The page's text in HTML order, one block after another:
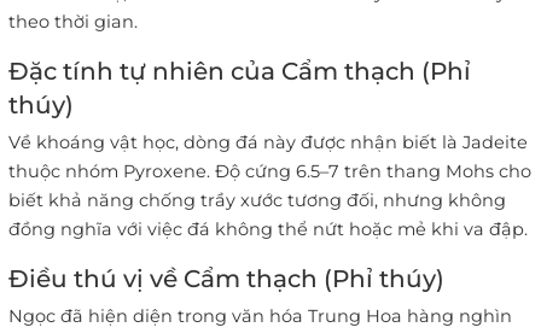
theo thời gian.
Đặc tính tự nhiên của Cẩm thạch (Phỉ
thúy)
Về khoáng vật học, dòng đá này được nhận biết là Jadeite
thuộc nhóm Pyroxene. Độ cứng 6.5–7 trên thang Mohs cho
biết khả năng chống trầy xước tương đối, nhưng không
đồng nghĩa với việc đá không thể nứt hoặc mẻ khi va đập.
Điều thú vị về Cẩm thạch (Phỉ thúy)
Ngọc đã hiện diện trong văn hóa Trung Hoa hàng nghìn